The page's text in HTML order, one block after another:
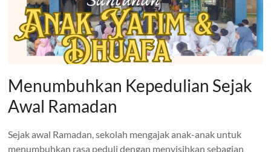
Menumbuhkan Kepedulian Sejak
Awal Ramadan
Sejak awal Ramadan, sekolah mengajak anak-anak untuk
menumbuhkan rasa peduli dengan menyisihkan sebagian